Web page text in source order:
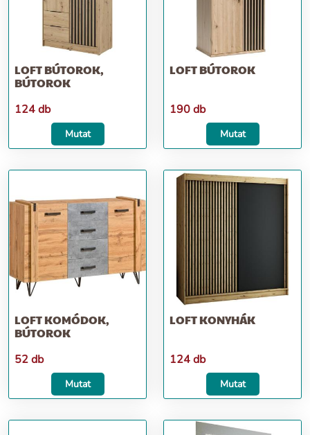
LOFT BÚTOROK,
BÚTOROK
124 db
Mutat
LOFT BÚTOROK
190 db
Mutat
LOFT KOMÓDOK,
BÚTOROK
52 db
Mutat
LOFT KONYHÁK
124 db
Mutat